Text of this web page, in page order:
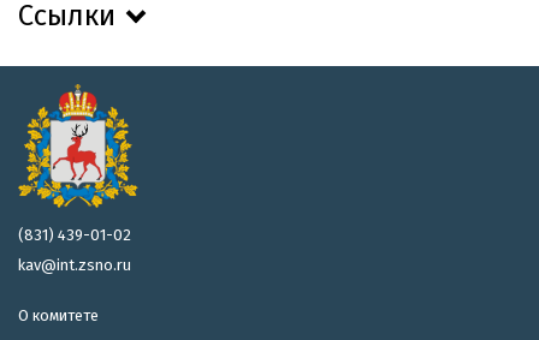
Ссылки
(831) 439-01-02
kav@int.zsno.ru
О комитете